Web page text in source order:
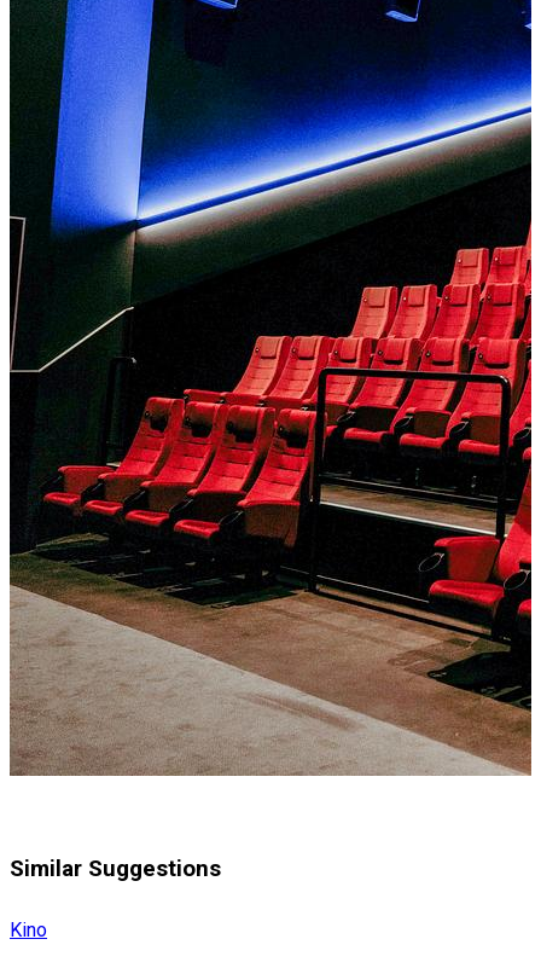
Similar Suggestions
Kino